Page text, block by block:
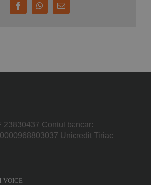
FacebookWhatsApp
E-
mail:
23830437 Contul bancar:
Unicredit Tiriac
VOICE